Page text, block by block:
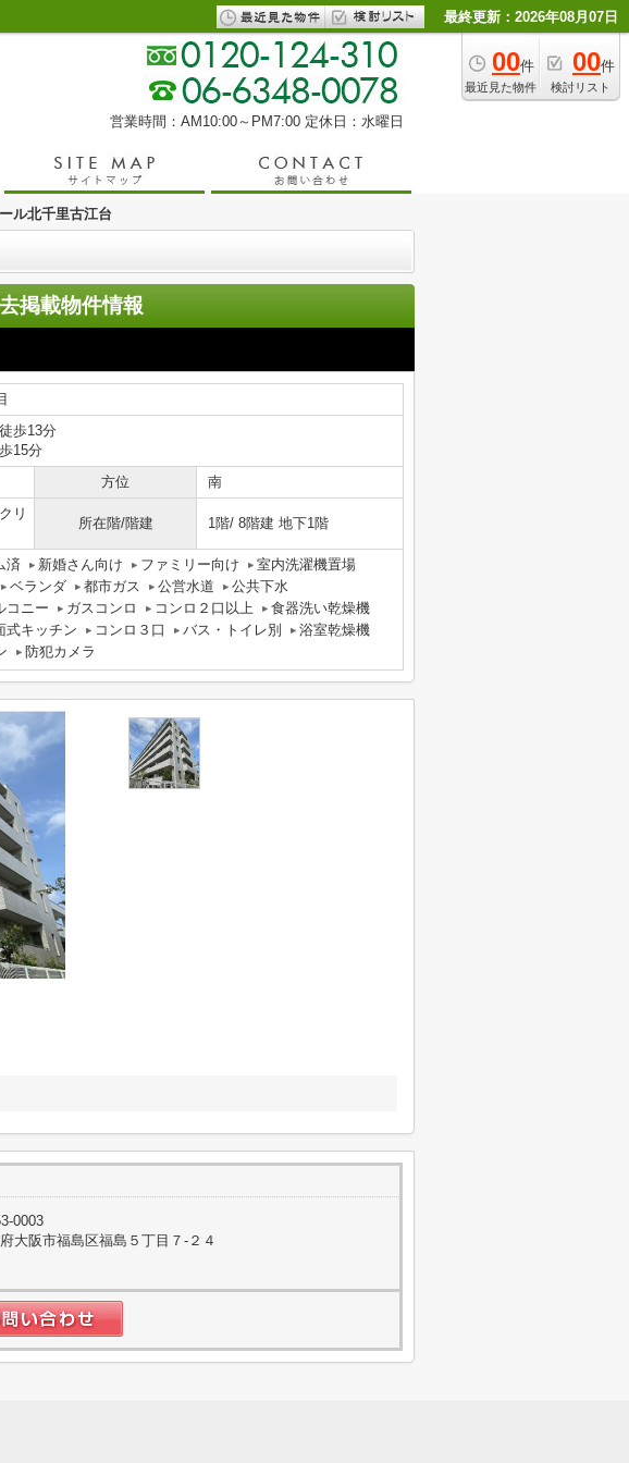
最終更新：2026年08月07日
00件
最近見た物件
00件
検討リスト
営業時間：AM10:00～PM7:00 定休日：水曜日
ル北千里古江台
掲載物件情報
歩13分
15分
方位 南
リ
所在階/階建 1階/ 8階建 地下1階
済 新婚さん向け ファミリー向け
室内洗濯機置場
ベランダ 都市ガス 公営水道
公共下水
コニー ガスコンロ コンロ２口以上
食器洗い乾燥機
式キッチン コンロ３口 バス・トイレ別
浴室乾燥機
防犯カメラ
0003
大阪市福島区福島５丁目７-２４